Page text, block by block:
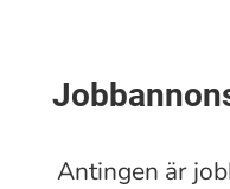
Antingen är